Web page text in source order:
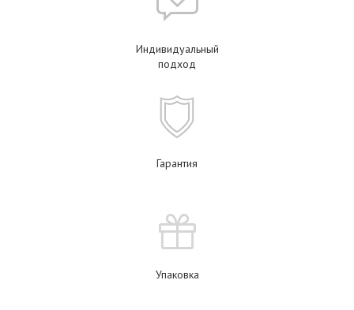
Индивидуальный
подход
Гарантия
Упаковка